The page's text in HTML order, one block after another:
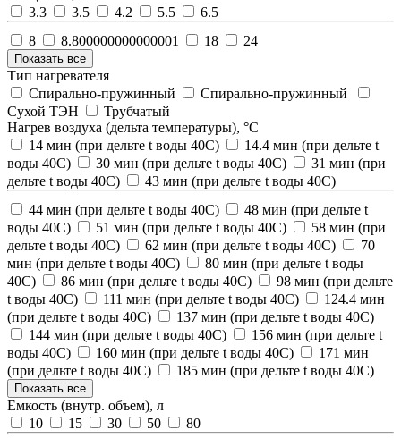
3.3
3.5 4.2 5.5
6.5
8
8.800000000000001 18 24
Показать все
Тип нагревателя
Спирально-пружинный
Спирально-пружинный
Сухой ТЭН
Трубчатый
Нагрев воздуха (дельта температуры), °С
14 мин (при дельте t воды 40С)
14.4 мин (при дельте t
воды 40С)
30 мин (при дельте t воды 40С)
31 мин (при
дельте t воды 40С)
43 мин (при дельте t воды 40С)
44 мин (при дельте t воды 40С)
48 мин (при дельте t
воды 40С)
51 мин (при дельте t воды 40С)
58 мин (при
дельте t воды 40С)
62 мин (при дельте t воды 40С)
70
мин (при дельте t воды 40С)
80 мин (при дельте t воды
40С)
86 мин (при дельте t воды 40С)
98 мин (при дельте
t воды 40С)
111 мин (при дельте t воды 40С)
124.4 мин
(при дельте t воды 40С)
137 мин (при дельте t воды 40С)
144 мин (при дельте t воды 40С)
156 мин (при дельте t
воды 40С)
160 мин (при дельте t воды 40С)
171 мин
(при дельте t воды 40С)
185 мин (при дельте t воды 40С)
Показать все
Емкость (внутр. объем), л
10
15 30 50
80